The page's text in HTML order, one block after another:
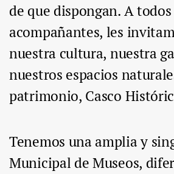
de que dispongan. A
acompañantes, les
nuestra cultura, nuestra
nuestros espacios
patrimonio, Casco
Tenemos una amplia y
Municipal de Museos,